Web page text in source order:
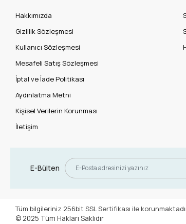
Hakkımızda
Gizlilik Sözleşmesi
Kullanıcı Sözleşmesi
Mesafeli Satış Sözleşmesi
İptal ve İade Politikası
Aydınlatma Metni
Kişisel Verilerin Korunması
İletişim
E-Bülten
Tüm bilgileriniz 256bit SSL Sertifikası ile
© 2025 Tüm Hakları Saklıdır